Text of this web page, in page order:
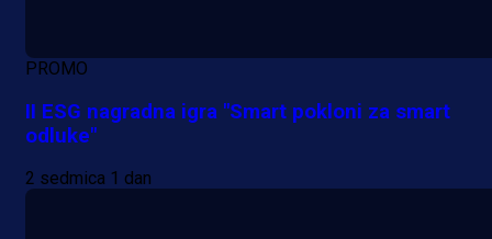
PROMO
II ESG nagradna igra "Smart pokloni za smart
odluke"
2 sedmica 1 dan